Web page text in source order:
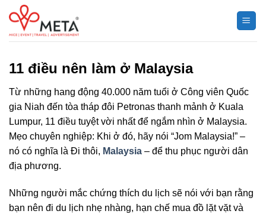
Chuyển
đến
nội
11 điều nên làm ở Malaysia
Từ những hang động 40.000 năm tuổi ở Công viên Quốc
gia Niah đến tòa tháp đôi Petronas thanh mảnh ở Kuala
Lumpur, 11 điều tuyệt vời nhất để ngắm nhìn ở Malaysia.
Mẹo chuyên nghiệp: Khi ở đó, hãy nói “Jom Malaysia!” –
nó có nghĩa là Đi thôi, Malaysia – để thu phục người dân
địa phương.
Những người mắc chứng thích du lịch sẽ nói với bạn rằng
bạn nên đi du lịch nhẹ nhàng, hạn chế mua đồ lặt vặt và